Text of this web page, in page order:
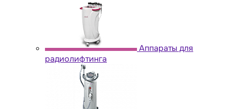
Аппараты для
радиолифтинга